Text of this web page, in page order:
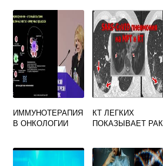
ИММУНОТЕРАПИЯ
В ОНКОЛОГИИ
КТ ЛЕГКИХ
ПОКАЗЫВАЕТ РАК